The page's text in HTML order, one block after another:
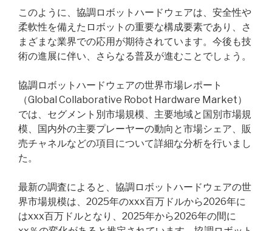
このように、協調ロボットハードウェアは、安全性や
柔軟性を備えたロボットの重要な構成要素であり、さ
まざまな業界での応用が期待されています。今後も技
術の進展に伴い、さらなる普及が進むことでしょう。
協調ロボットハードウェアの世界市場レポート
（Global Collaborative Robot Hardware Market）
では、セグメント別市場規模、主要地域と国別市場規
模、国内外の主要プレーヤーの動向と市場シェア、販
売チャネルなどの項目について詳細な分析を行いまし
た。
最新の調査によると、協調ロボットハードウェアの世
界市場規模は、2025年のxxx百万ドルから2026年に
はxxx百万ドルとなり、2025年から2026年の間に